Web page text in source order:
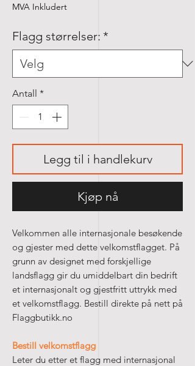
MVA Inkludert
Flagg størrelser: *
Antall *
Legg til i handlekurv
Kjøp nå
Velkommen alle internasjonale besøkende
og gjester med dette velkomstflagget. På
grunn av designet med forskjellige
landsflagg gir du umiddelbart din bedrift
et internasjonalt og gjestfritt uttrykk med
et velkomstflagg. Bestill direkte på nett på
Flaggbutikk.no
Bestill velkomstflagg
Leter du etter et flagg med internasjonal